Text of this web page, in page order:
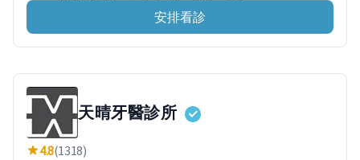
安排看診
天晴牙醫診所
4.8(1318)